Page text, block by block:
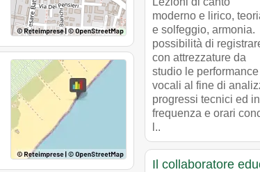
moderno e lirico,
e solfeggio, armonia.
possibilità di
con attrezzature da
studio le performance
vocali al fine di
progressi tecnici ed
frequenza e orari
l..
Il collaboratore